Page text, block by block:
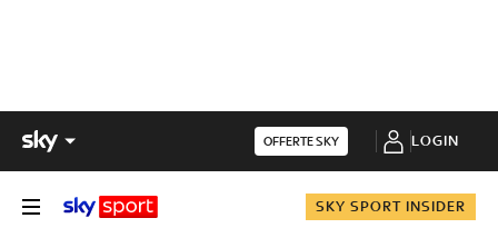
OFFERTE SKY LOGIN
SKY SPORT INSIDER